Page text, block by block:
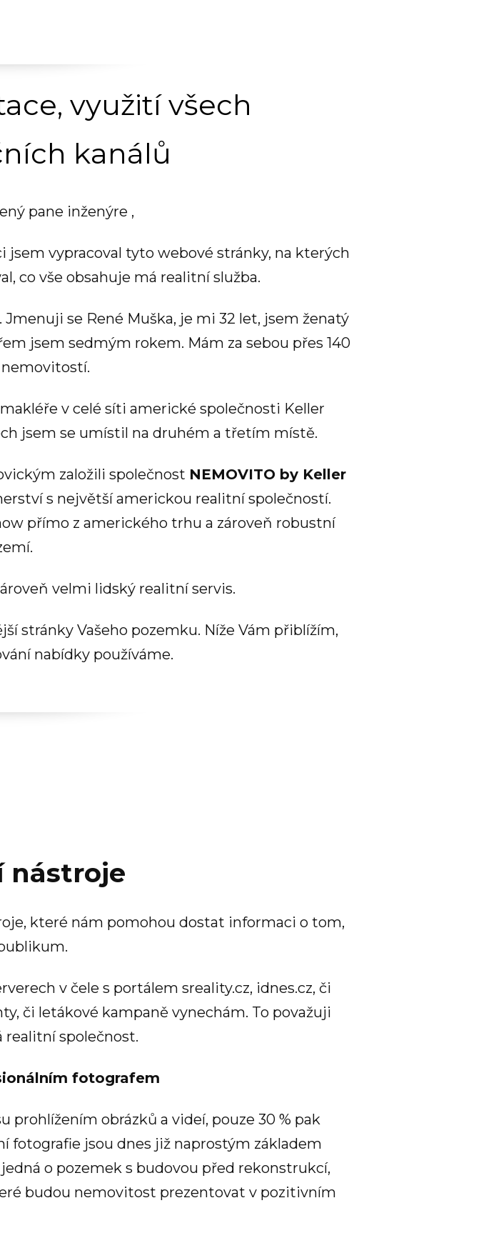
využití všech
kanálů
pane inženýre ,
vypracoval tyto webové stránky, na kterých
co vše obsahuje má realitní služba.
se René Muška, je mi 32 let, jsem ženatý
jsem sedmým rokem. Mám za sebou přes 140
v celé síti americké společnosti Keller
jsem se umístil na druhém a třetím místě.
založili společnost NEMOVITO by Keller
s největší americkou realitní společností.
přímo z amerického trhu a zároveň robustní
velmi lidský realitní servis.
stránky Vašeho pozemku. Níže Vám přiblížím,
nabídky používáme.
nástroje
které nám pomohou dostat informaci o tom,
v čele s portálem sreality.cz, idnes.cz, či
či letákové kampaně vynechám. To považuji
realitní společnost.
fotografem
prohlížením obrázků a videí, pouze 30 % pak
fotografie jsou dnes již naprostým základem
o pozemek s budovou před rekonstrukcí,
budou nemovitost prezentovat v pozitivním